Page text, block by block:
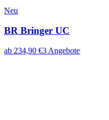
Neu
BR Bringer UC
ab 234,90 €3 Angebote